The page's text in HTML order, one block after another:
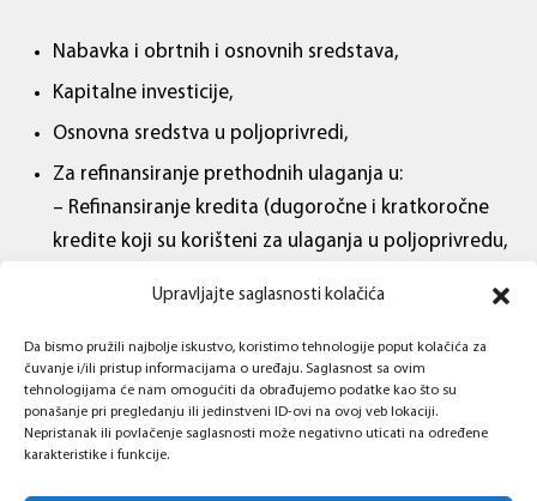
Upravljajte saglasnosti kolačića
Da bismo pružili najbolje iskustvo, koristimo tehnologije poput kolačića za
čuvanje i/ili pristup informacijama o uređaju. Saglasnost sa ovim
tehnologijama će nam omogućiti da obrađujemo podatke kao što su
ponašanje pri pregledanju ili jedinstveni ID-ovi na ovoj veb lokaciji.
Nepristanak ili povlačenje saglasnosti može negativno uticati na određene
karakteristike i funkcije.
Nabavka i obrtnih i osnovnih sredstava,
Kapitalne investicije,
Osnovna sredstva u poljoprivredi,
Za refinansiranje prethodnih ulaganja u:
– Refinansiranje kredita (dugoročne i kratkoročne
kredite koji su korišteni za ulaganja u poljoprivredu,
koji prethodi maksimalno 6 mjeseci datumu
podnošenja zahtjeva za kredit,
Ulaganja u osnovna sredstva koja potiču iz perioda
koji prethodi maksimalno 12 mjeseci datumu